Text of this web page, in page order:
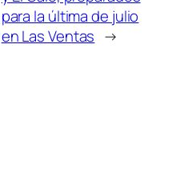
para la última de julio
en Las Ventas →